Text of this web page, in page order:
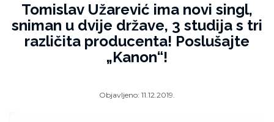
Tomislav Užarević ima novi singl,
sniman u dvije države, 3 studija s tri
različita producenta! Poslušajte
„Kanon“!
Objavljeno: 11.12.2019.